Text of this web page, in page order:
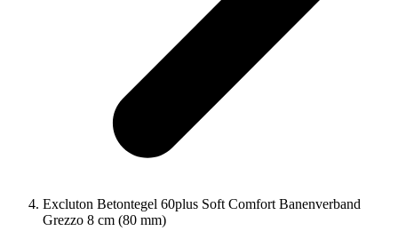
Excluton Betontegel 60plus Soft Comfort Banenverband
Grezzo 8 cm (80 mm)